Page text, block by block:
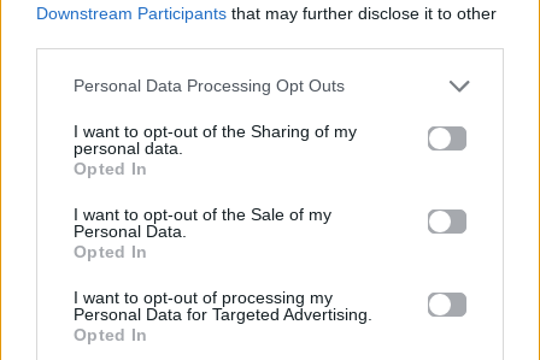
Downstream Participants that may further disclose it to other
Personal Data Processing Opt Outs
I want to opt-out of the Sharing of my
personal data.
Opted In
I want to opt-out of the Sale of my
Personal Data.
Opted In
I want to opt-out of processing my
Personal Data for Targeted Advertising.
Opted In
Πανελλαδικές 2026:
Λαρισαία Ιωάννα
μόρια
26.06.2026
Μία κάρτα για όλες τις